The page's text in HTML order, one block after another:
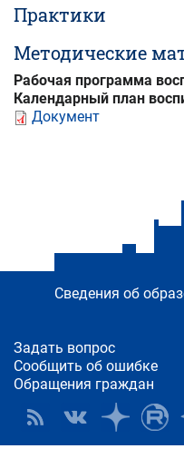
Практики
Методические
Рабочая программа
Календарный план
Документ
Сведения об
Задать вопрос
Сообщить об ошибке
Обращения граждан